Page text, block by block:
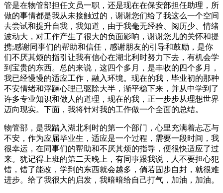
管是在物管部担任文员一职，还是现在在保安部担任助理，所
做的事情都是我从未接触过的，谢谢您们给了我这么一个空间
去尝试和提升自我，我知道，由于我毫无经验、阅历少、情绪
波动大，对工作产生了很大的负面影响，谢谢您儿的关怀和提
携;感谢同事们的帮助和信任，感谢朋友的引导和鼓励，是你
们不厌其烦的指引让我有信心在湖北利时努力下去，有机会学
到宝贵的东西。总的来说，这四个多月，是丰收的四个多月，
我已经慢慢的适应工作，融入环境。现在的我，毕业初的那种
不安情绪和浮躁心理已驱除大半，渐平稳下来，并从中学到了
许多专业知识和做人的道理，现在的我，正一步步从理想世界
迈向现实。下面，我将针对我的工作做一个全面的总结。
物管部，是我踏入湖北利时的第一个部门，心里充满着忐忑与
不安，作为应届毕业生，适应是一个过程，需要一段时间，我
很幸运，在同事们的帮助和不厌其烦的指导，便很快适应了过
来。犹记得上班的第二天晚上，有同事跟我说，人不要担心犯
错，错了能改，学到的东西就会越多，倘若固步自封，就很难
进步。给了我很大的启发，我暗暗给自己打气，加油，加油。